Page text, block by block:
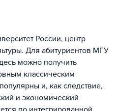
России, центр
Для абитуриентов МГУ
можно получить
классическим
и, как следствие,
и экономический